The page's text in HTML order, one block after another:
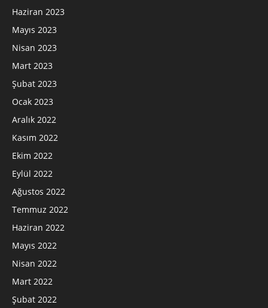
Haziran 2023
Mayıs 2023
Nisan 2023
Mart 2023
Şubat 2023
Ocak 2023
Aralık 2022
Kasım 2022
Ekim 2022
Eylül 2022
Ağustos 2022
Temmuz 2022
Haziran 2022
Mayıs 2022
Nisan 2022
Mart 2022
Şubat 2022